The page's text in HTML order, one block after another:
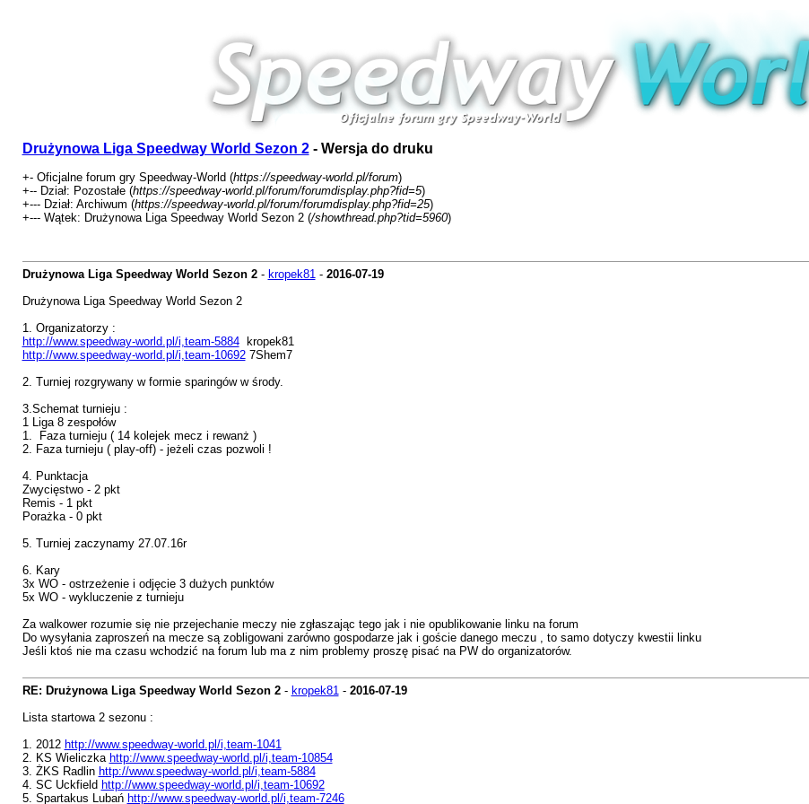
Drużynowa Liga Speedway World Sezon 2- Wersja do druku
+- Oficjalne forum gry Speedway-World (https://speedway-world.pl/forum)
+-- Dział: Pozostałe (https://speedway-world.pl/forum/forumdisplay.php?fid=5)
+--- Dział: Archiwum (https://speedway-world.pl/forum/forumdisplay.php?fid=25)
+--- Wątek: Drużynowa Liga Speedway World Sezon 2 (/showthread.php?tid=5960)
Drużynowa Liga Speedway World Sezon 2- kropek81- 2016-07-19
Drużynowa Liga Speedway World Sezon 2
1. Organizatorzy :
http://www.speedway-world.pl/i,team-5884kropek81
http://www.speedway-world.pl/i,team-106927Shem7
2. Turniej rozgrywany w formie sparingów w środy.
3.Schemat turnieju :
1 Liga 8 zespołów
1. Faza turnieju ( 14 kolejek mecz i rewanż )
2. Faza turnieju ( play-off) - jeżeli czas pozwoli !
4. Punktacja
Zwycięstwo - 2 pkt
Remis - 1 pkt
Porażka - 0 pkt
5. Turniej zaczynamy 27.07.16r
6. Kary
3x WO - ostrzeżenie i odjęcie 3 dużych punktów
5x WO - wykluczenie z turnieju
Za walkower rozumie się nie przejechanie meczy nie zgłaszając tego jak i nie opublikowanie linku na forum
Do wysyłania zaproszeń na mecze są zobligowani zarówno gospodarze jak i goście danego meczu , to samo dotyczy kwestii linku
Jeśli ktoś nie ma czasu wchodzić na forum lub ma z nim problemy proszę pisać na PW do organizatorów.
RE: Drużynowa Liga Speedway World Sezon 2- kropek81- 2016-07-19
Lista startowa 2 sezonu :
1. 2012 http://www.speedway-world.pl/i,team-1041
2. KS Wieliczka http://www.speedway-world.pl/i,team-10854
3. ŻKS Radlin http://www.speedway-world.pl/i,team-5884
4. SC Uckfield http://www.speedway-world.pl/i,team-10692
5. Spartakus Lubań http://www.speedway-world.pl/i,team-7246